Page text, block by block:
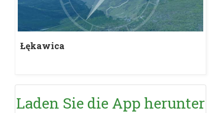
Łękawica
Laden Sie die App herunter